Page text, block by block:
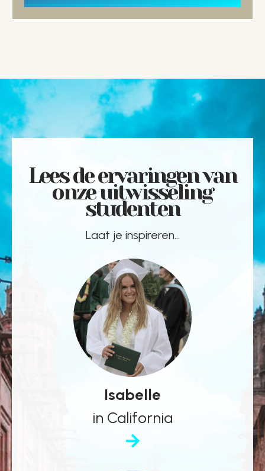
Lees de ervaringen van
onze uitwisseling
studenten
Laat je inspireren...
Isabelle
in California